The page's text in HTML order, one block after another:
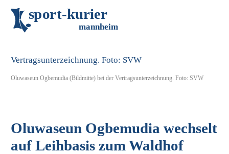
sport-kurier
mannheim
Oluwaseun Ogbemudia (Bildmitte) bei der Vertragsunterzeichnung. Foto: SVW
Oluwaseun Ogbemudia wechselt
auf Leihbasis zum Waldhof